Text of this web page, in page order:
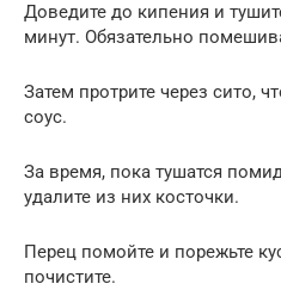
Доведите до кипения и
минут. Обязательно
Затем протрите через сито,
соус.
За время, пока тушатся
удалите из них косточки.
Перец помойте и порежьте
почистите.